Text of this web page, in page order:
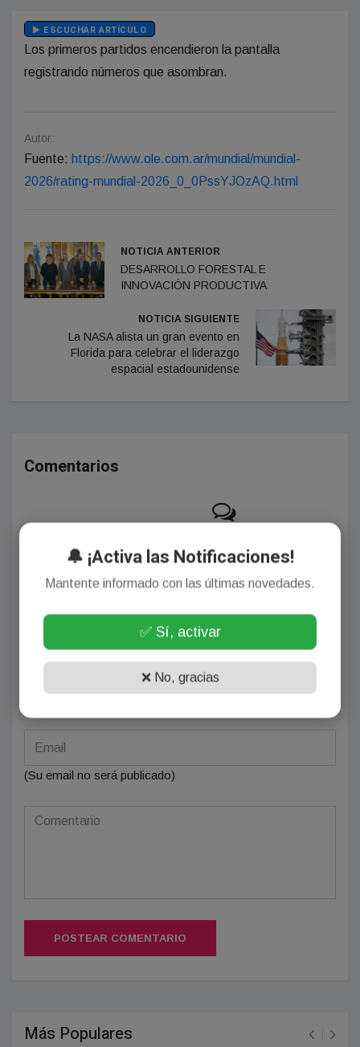
ESCUCHAR ARTÍCULO
Los primeros partidos encendieron la pantalla
registrando números que asombran.
Autor:
Fuente: https://www.ole.com.ar/mundial/mundial-
2026/rating-mundial-2026_0_0PssYJOzAQ.html
NOTICIA ANTERIOR
DESARROLLO FORESTAL E
INNOVACIÓN PRODUCTIVA
NOTICIA SIGUIENTE
La NASA alista un gran evento en
Florida para celebrar el liderazgo
espacial estadounidense
Comentarios
Se el primero en comentar este artículo.
Deja tu comentario
(Su email no será publicado)
POSTEAR COMENTARIO
Más Populares
🔔 ¡Activa las Notificaciones!
Mantente informado con las últimas novedades.
✅ Sí, activar
❌ No, gracias